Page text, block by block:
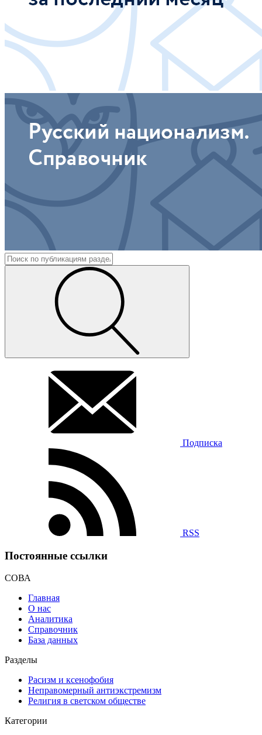
Подписка
RSS
Постоянные ссылки
СОВА
Главная
О нас
Аналитика
Справочник
База данных
Разделы
Расизм и ксенофобия
Неправомерный антиэкстремизм
Религия в светском обществе
Категории